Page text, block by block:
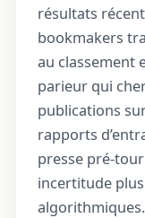
résultats
bookmakers
au classement
parieur qui
publications
rapports
presse pré-
incertitude
algorithmiques.